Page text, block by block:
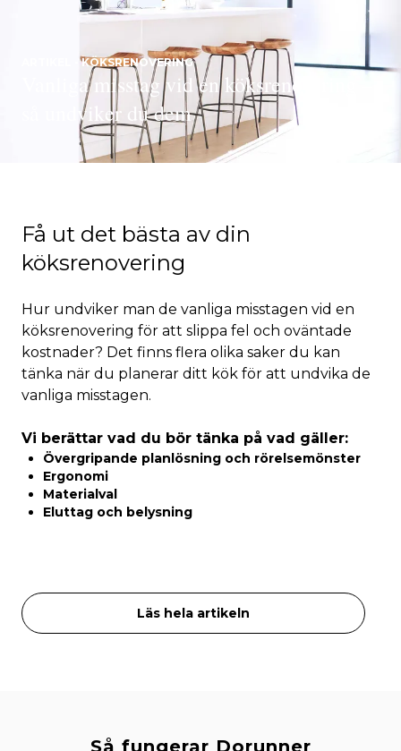
Få ut det bästa av din
köksrenovering
Hur undviker man de vanliga misstagen vid en
köksrenovering för att slippa fel och oväntade
kostnader? Det finns flera olika saker du kan
tänka när du planerar ditt kök för att undvika de
vanliga misstagen.
Vi berättar vad du bör tänka på vad gäller:
Övergripande planlösning och rörelsemönster
Ergonomi
Materialval
Eluttag och belysning
Läs hela artikeln
ARTIKEL - KÖKSRENOVERING
Vanliga misstag vid en köksrenovering –
så undviker du dem
Så fungerar Dorunner